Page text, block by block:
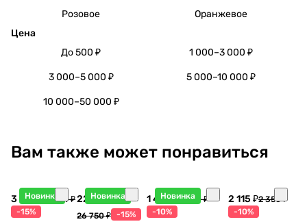
Розовое
Оранжевое
Цена
До 500 ₽
1 000–3 000 ₽
3 000–5 000 ₽ 5 000–10 000 ₽
10 000–50 000 ₽
Вам также может понравиться
Новинка
3 998 ₽4 704 ₽
-15%
Новинка
22 738 ₽
26 750 ₽ -15%
Новинка
1 440 ₽1 600 ₽
-10%
2 115 ₽2 350 ₽
-10%